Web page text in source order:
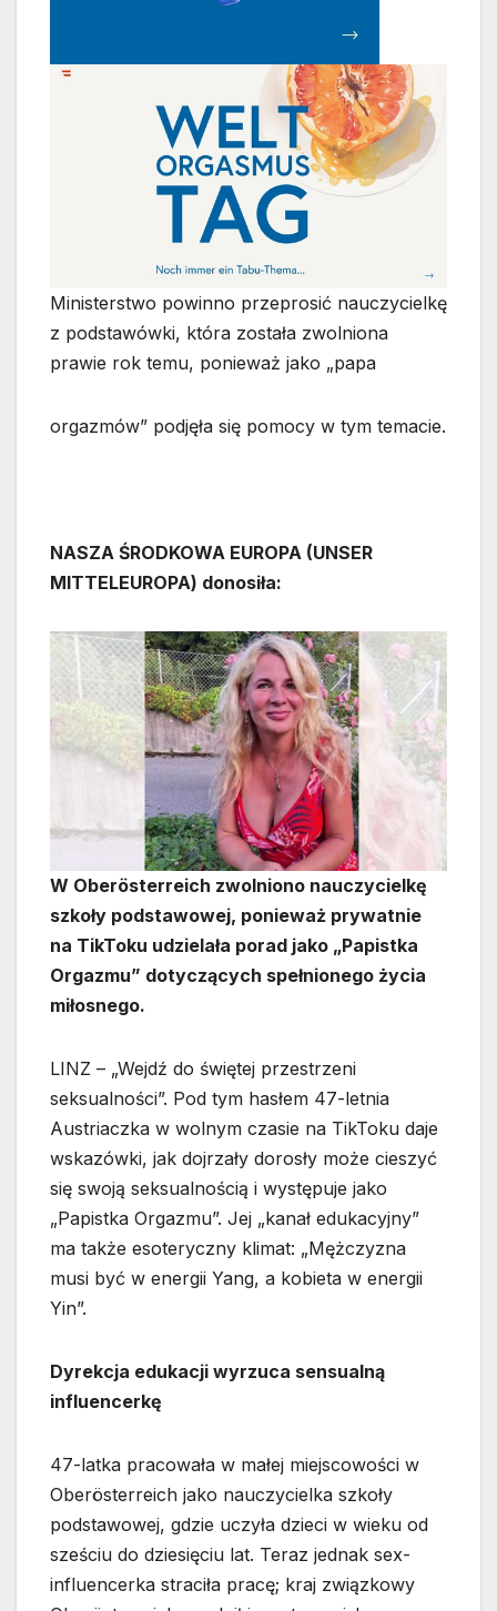
Ministerstwo powinno przeprosić nauczycielkę
z podstawówki, która została zwolniona
prawie rok temu, ponieważ jako „papa
orgazmów” podjęła się pomocy w tym temacie.
NASZA ŚRODKOWA EUROPA (UNSER
MITTELEUROPA) donosiła:
W Oberösterreich zwolniono nauczycielkę
szkoły podstawowej, ponieważ prywatnie
na TikToku udzielała porad jako „Papistka
Orgazmu” dotyczących spełnionego życia
miłosnego.
LINZ – „Wejdź do świętej przestrzeni
seksualności”. Pod tym hasłem 47-letnia
Austriaczka w wolnym czasie na TikToku daje
wskazówki, jak dojrzały dorosły może cieszyć
się swoją seksualnością i występuje jako
„Papistka Orgazmu”. Jej „kanał edukacyjny”
ma także esoteryczny klimat: „Mężczyzna
musi być w energii Yang, a kobieta w energii
Yin”.
Dyrekcja edukacji wyrzuca sensualną
influencerkę
47-latka pracowała w małej miejscowości w
Oberösterreich jako nauczycielka szkoły
podstawowej, gdzie uczyła dzieci w wieku od
sześciu do dziesięciu lat. Teraz jednak sex-
influencerka straciła pracę; kraj związkowy